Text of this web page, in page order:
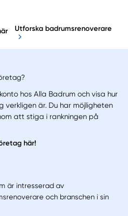
Utforska badrumsrenoverare
hos Alla Badrum och visa hur
är. Du har möjligheten
att stiga i rankningen på
här!
är intresserad av
och branschen i sin